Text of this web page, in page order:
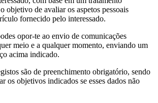
objetivo de avaliar os aspetos pessoais
fornecido pelo interessado.
opor-te ao envio de comunicações
meio e a qualquer momento, enviando um
acima indicado.
são de preenchimento obrigatório, sendo
os objetivos indicados se esses dados não